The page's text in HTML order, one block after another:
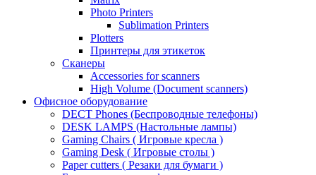
Photo Printers
Sublimation Printers
Plotters
Принтеры для этикеток
Сканеры
Accessories for scanners
High Volume (Document scanners)
Офисное оборудование
DECT Phones (Беспроводные телефоны)
DESK LAMPS (Настольные лампы)
Gaming Chairs ( Игровые кресла )
Gaming Desk ( Игровые столы )
Paper cutters ( Резаки для бумаги )